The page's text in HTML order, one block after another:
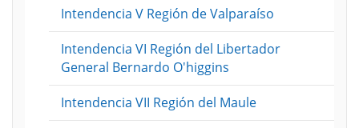
Intendencia V Región de Valparaíso
Intendencia VI Región del Libertador
General Bernardo O'higgins
Intendencia VII Región del Maule